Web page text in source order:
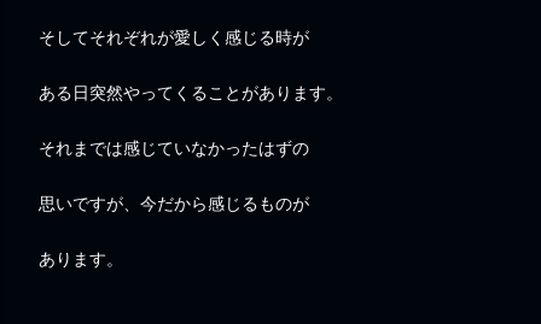
そしてそれぞれが愛しく感じる時が
ある日突然やってくることがあります。
それまでは感じていなかったはずの
思いですが、今だから感じるものが
あります。